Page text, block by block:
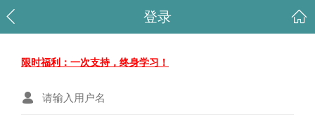
登录
限时福利：一次支持，终身学习！